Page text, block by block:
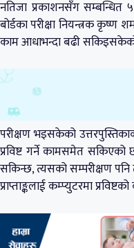
नतिजा प्रकाशनसँग
बोर्डका परीक्षा नियन्त्रक कृष्ण
काम आधाभन्दा बढी
परीक्षण भइसकेको
प्रविष्ट गर्ने कामसमेत
सकिन्छ, त्यसको सम्परीक्षण
प्राप्ताङ्कलाई कम्प्युटरमा